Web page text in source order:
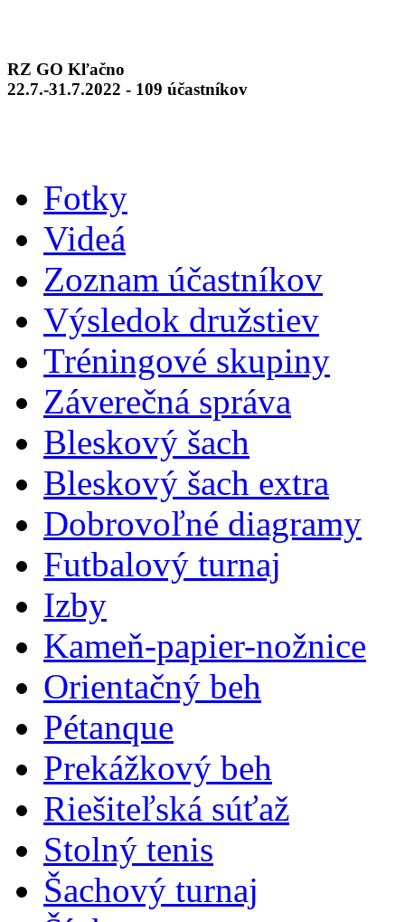
RZ GO Kľačno
22.7.-31.7.2022 - 109 účastníkov
Fotky
Videá
Zoznam účastníkov
Výsledok družstiev
Tréningové skupiny
Záverečná správa
Bleskový šach
Bleskový šach extra
Dobrovoľné diagramy
Futbalový turnaj
Izby
Kameň-papier-nožnice
Orientačný beh
Pétanque
Prekážkový beh
Riešiteľská súťaž
Stolný tenis
Šachový turnaj